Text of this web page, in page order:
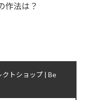
作法は？
クトショップ | Be